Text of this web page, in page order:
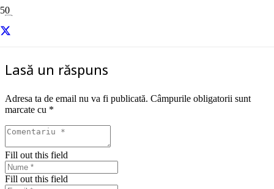
Lasă un răspuns
Adresa ta de email nu va fi publicată. Câmpurile obligatorii sunt
marcate cu *
Fill out this field
Fill out this field